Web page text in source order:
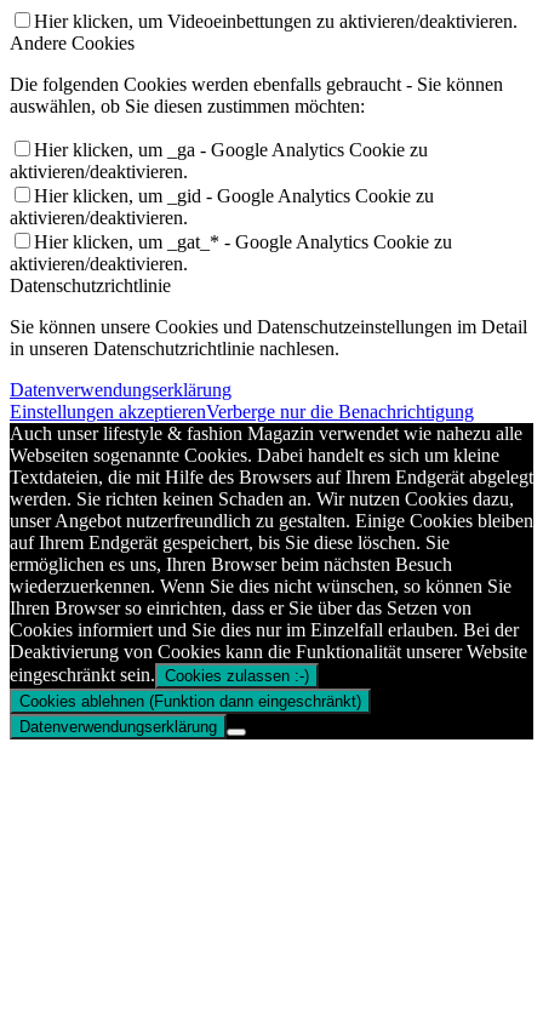
Hier klicken, um Videoeinbettungen zu aktivieren/deaktivieren.
Andere Cookies
Die folgenden Cookies werden ebenfalls gebraucht - Sie können
auswählen, ob Sie diesen zustimmen möchten:
Hier klicken, um _ga - Google Analytics Cookie zu
aktivieren/deaktivieren.
Hier klicken, um _gid - Google Analytics Cookie zu
aktivieren/deaktivieren.
Hier klicken, um _gat_* - Google Analytics Cookie zu
aktivieren/deaktivieren.
Datenschutzrichtlinie
Sie können unsere Cookies und Datenschutzeinstellungen im Detail
in unseren Datenschutzrichtlinie nachlesen.
Datenverwendungserklärung
Einstellungen akzeptierenVerberge nur die Benachrichtigung
Auch unser lifestyle & fashion Magazin verwendet wie nahezu alle
Webseiten sogenannte Cookies. Dabei handelt es sich um kleine
Textdateien, die mit Hilfe des Browsers auf Ihrem Endgerät abgelegt
werden. Sie richten keinen Schaden an. Wir nutzen Cookies dazu,
unser Angebot nutzerfreundlich zu gestalten. Einige Cookies bleiben
auf Ihrem Endgerät gespeichert, bis Sie diese löschen. Sie
ermöglichen es uns, Ihren Browser beim nächsten Besuch
wiederzuerkennen. Wenn Sie dies nicht wünschen, so können Sie
Ihren Browser so einrichten, dass er Sie über das Setzen von
Cookies informiert und Sie dies nur im Einzelfall erlauben. Bei der
Deaktivierung von Cookies kann die Funktionalität unserer Website
eingeschränkt sein. Cookies zulassen :-)
Cookies ablehnen (Funktion dann eingeschränkt)
Datenverwendungserklärung